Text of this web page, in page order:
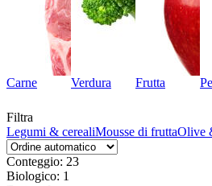
Carne Verdura Frutta
Filtra
Legumi & cerealiMousse di fruttaOlive
Conteggio: 23
Biologico: 1